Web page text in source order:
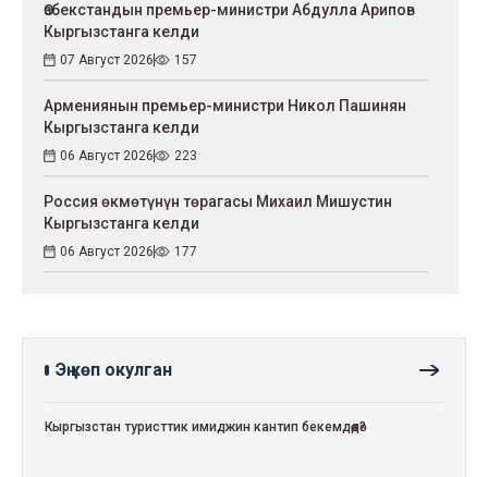
Өзбекстандын премьер-министри Абдулла Арипов
Кыргызстанга келди
07 Август 2026 157
Армениянын премьер-министри Никол Пашинян
Кыргызстанга келди
06 Август 2026 223
Россия өкмөтүнүн төрагасы Михаил Мишустин
Кыргызстанга келди
06 Август 2026 177
Эң көп окулган
Кыргызстан туристтик имиджин кантип бекемдөөдө?